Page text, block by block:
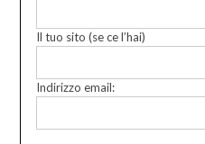
Il tuo sito (se ce l’hai)
Indirizzo email: